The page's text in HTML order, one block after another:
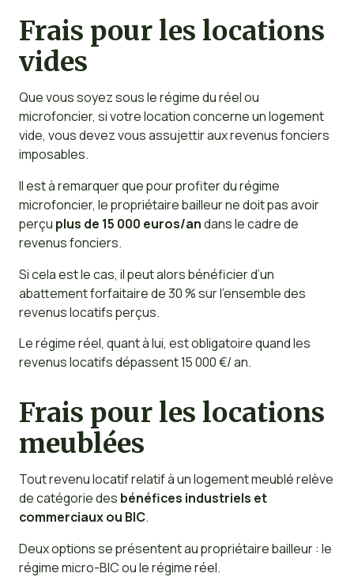
Frais pour les locations
vides
Que vous soyez sous le régime du réel ou
microfoncier, si votre location concerne un logement
vide, vous devez vous assujettir aux revenus fonciers
imposables.
Il est à remarquer que pour profiter du régime
microfoncier, le propriétaire bailleur ne doit pas avoir
perçu plus de 15 000 euros/andans le cadre de
revenus fonciers.
Si cela est le cas, il peut alors bénéficier d’un
abattement forfaitaire de 30 % sur l’ensemble des
revenus locatifs perçus.
Le régime réel, quant à lui, est obligatoire quand les
revenus locatifs dépassent 15 000 €/ an.
Frais pour les locations
meublées
Tout revenu locatif relatif à un logement meublé relève
de catégorie des bénéfices industriels et
commerciaux ou BIC.
Deux options se présentent au propriétaire bailleur : le
régime micro-BIC ou le régime réel.